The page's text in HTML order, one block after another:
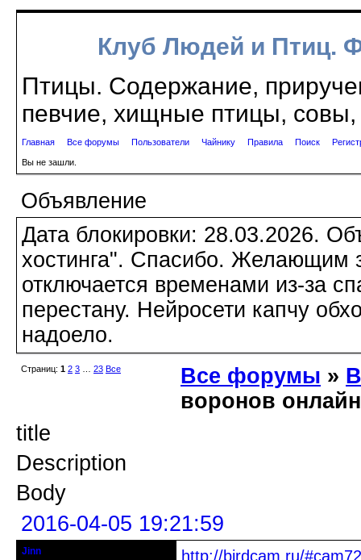
Клуб Людей и Птиц.
Птицы. Содержание,
певчие, хищные птицы, совы,
Главная Все форумы Пользователи Чайнику Правила Поиск
Вы не зашли.
Объявление
Дата блокировки: 28.03.2026.
хостинга". Спасибо. Желающим
отключается временами из-за
перестану. Нейросети капчу
надоело.
Страниц: 1 2 3 23 Все Все форумы »
воронов
title
Description
Body
2016-04-05 19:21:59
Jinn http://birdcam.ru/